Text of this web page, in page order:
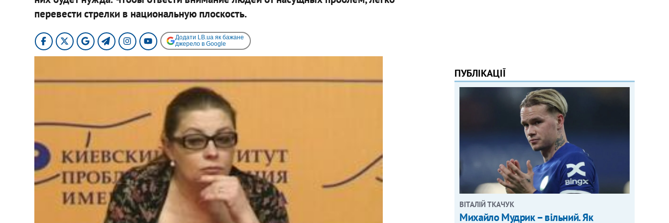
перевести стрелки в национальную плоскость.​
Додати LB.ua як бажане
джерело в Google
ПУБЛІКАЦІЇ
ВІТАЛІЙ ТКАЧУК
Михайло Мудрик – вільний. Як